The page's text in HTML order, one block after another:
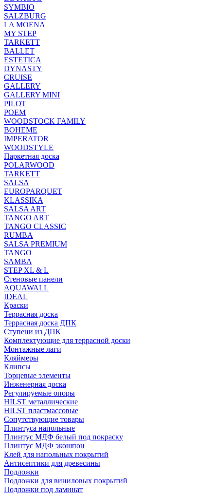
SYMBIO
SALZBURG
LA MOENA
MY STEP
TARKETT
BALLET
ESTETICA
DYNASTY
CRUISE
GALLERY
GALLERY MINI
PILOT
POEM
WOODSTOCK FAMILY
BOHEME
IMPERATOR
WOODSTYLE
Паркетная доска
POLARWOOD
TARKETT
SALSA
EUROPARQUET
KLASSIKA
SALSA ART
TANGO ART
TANGO CLASSIC
RUMBA
SALSA PREMIUM
TANGO
SAMBA
STEP XL & L
Стеновые панели
AQUAWALL
IDEAL
Краски
Террасная доска
Террасная доска ДПК
Ступени из ДПК
Комплектующие для террасной доски
Монтажные лаги
Кляймеры
Клипсы
Торцевые элементы
Инженерная доска
Регулируемые опоры
HILST металлические
HILST пластмассовые
Сопутствующие товары
Плинтуса напольные
Плинтус МДФ белый под покраску
Плинтус МДФ экошпон
Клей для напольных покрытий
Антисептики для древесины
Подложки
Подложки для виниловых покрытий
Подложки под ламинат